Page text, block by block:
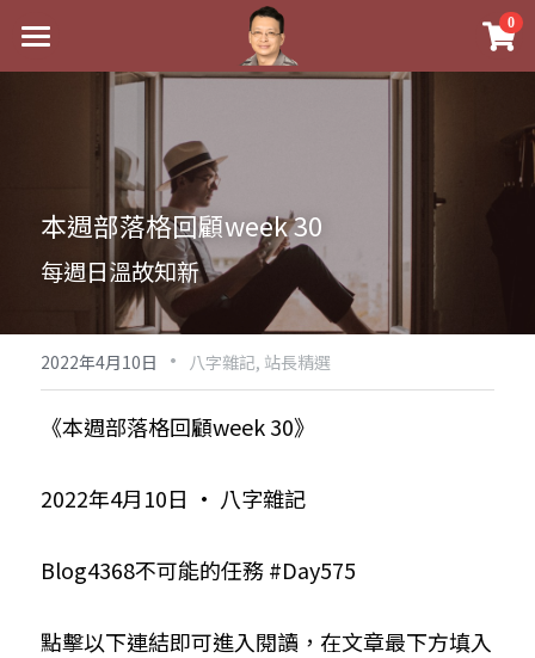
0
最新消息
實體經營
祖傳命理
手工印鑑
課程介紹
五行八字學
後天派陽宅
黃金會員專區
八字雜記
站長精選
臉書生活
試閱專區
Podcast聽書
陽宅視頻
線上直播
線上學苑
八字進階班
八字中階班
《十神高階實戰錄》完整典藏版
科學八字推理PDF
科學八字推理1
科學八字推理2
與我預約
批命預約
登錄/註冊
本週部落格回顧week 30
每週日溫故知新
2022年4月10日 · 八字雜記, 站長精選
《本週部落格回顧week 30》
2022年4月10日 · 八字雜記
Blog4368不可能的任務 #Day575
點擊以下連結即可進入閱讀，在文章最下方填入
×
商品分類
科學八字推理PDF
《十神高階實戰錄》完整典藏版
1美元超值PDF
八字線上批命
小兒命名